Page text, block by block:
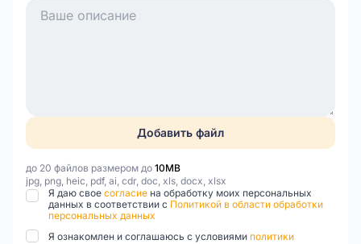
Добавить файл
до 20 файлов размером до 10MB
jpg, png, heic, pdf, ai, cdr, doc, xls, docx, xlsx
Я даю свое согласие на обработку моих персональных
данных в соответствии с Политикой в области обработки
персональных данных
Я ознакомлен и соглашаюсь с условиями политики